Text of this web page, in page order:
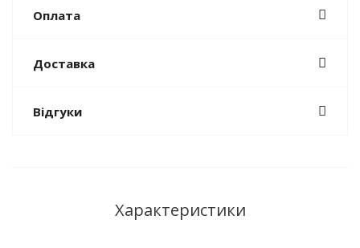
Оплата
Доставка
Відгуки
Характеристики